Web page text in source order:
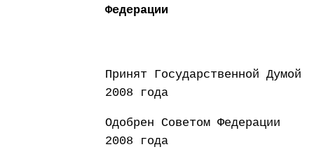
Федерации
Принят
2008 года
Одобрен
2008 года